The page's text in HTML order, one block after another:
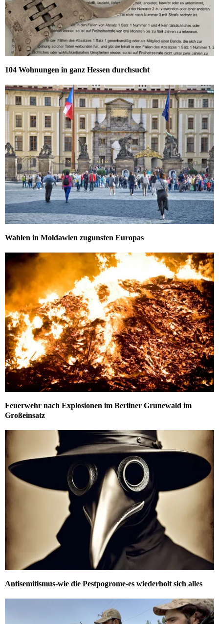
104 Wohnungen in ganz Hessen durchsucht
Wahlen in Moldawien zugunsten Europas
Feuerwehr nach Explosionen im Berliner Grunewald im
Großeinsatz
Antisemitismus-wie die Pestpogrome-es wiederholt sich alles